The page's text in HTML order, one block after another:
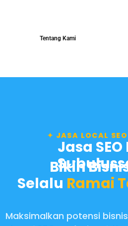
Tentang Kami
✦ JASA LOCAL
Jasa
Bikin
Selalu Ramai
Maksimalkan potensi